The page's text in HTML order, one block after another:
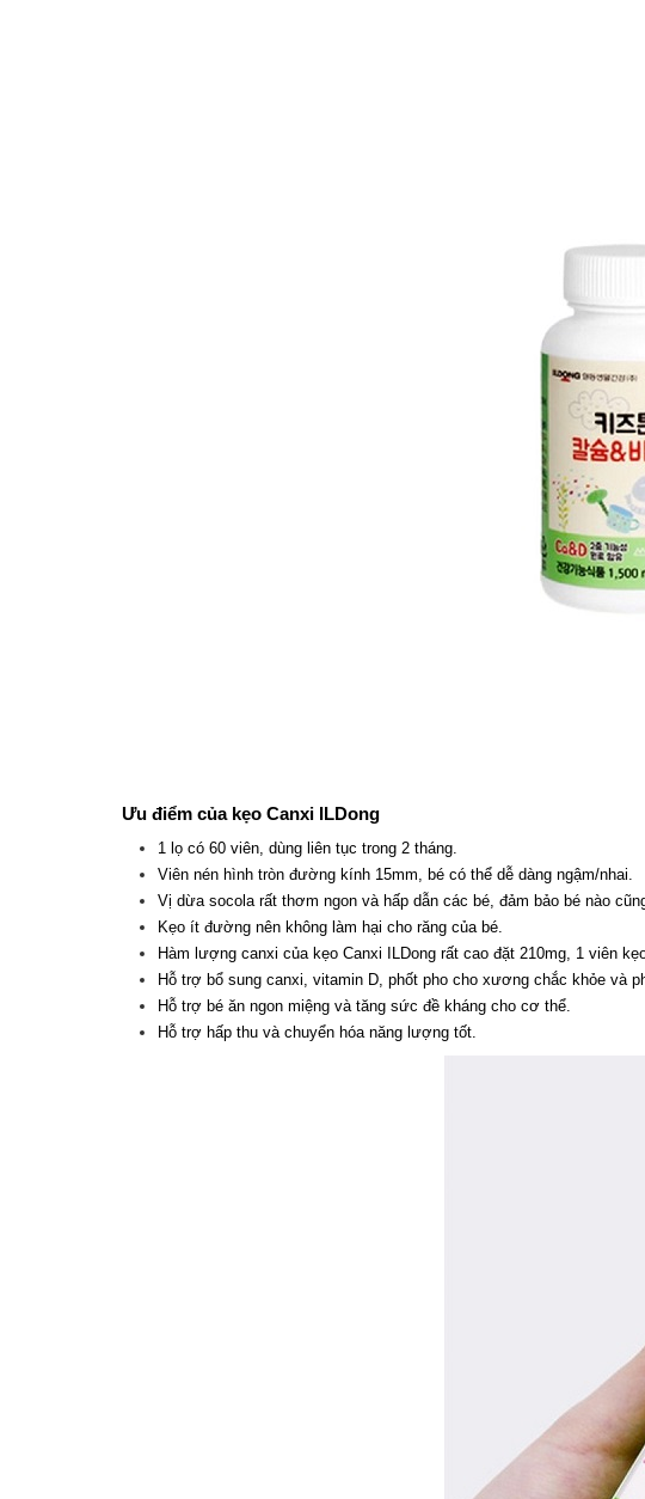
Ưu điểm của kẹo Canxi ILDong
1 lọ có 60 viên, dùng liên tục trong 2 tháng.
Viên nén hình tròn đường kính 15mm, bé có thể dễ dàng ngậm/nhai.
Vị dừa socola rất thơm ngon và hấp dẫn các bé, đảm bảo bé nào
Kẹo ít đường nên không làm hại cho răng của bé.
Hàm lượng canxi của kẹo Canxi ILDong rất cao đặt 210mg, 1 viên
Hỗ trợ bổ sung canxi, vitamin D, phốt pho cho xương chắc khỏe và
Hỗ trợ bé ăn ngon miệng và tăng sức đề kháng cho cơ thể.
Hỗ trợ hấp thu và chuyển hóa năng lượng tốt.